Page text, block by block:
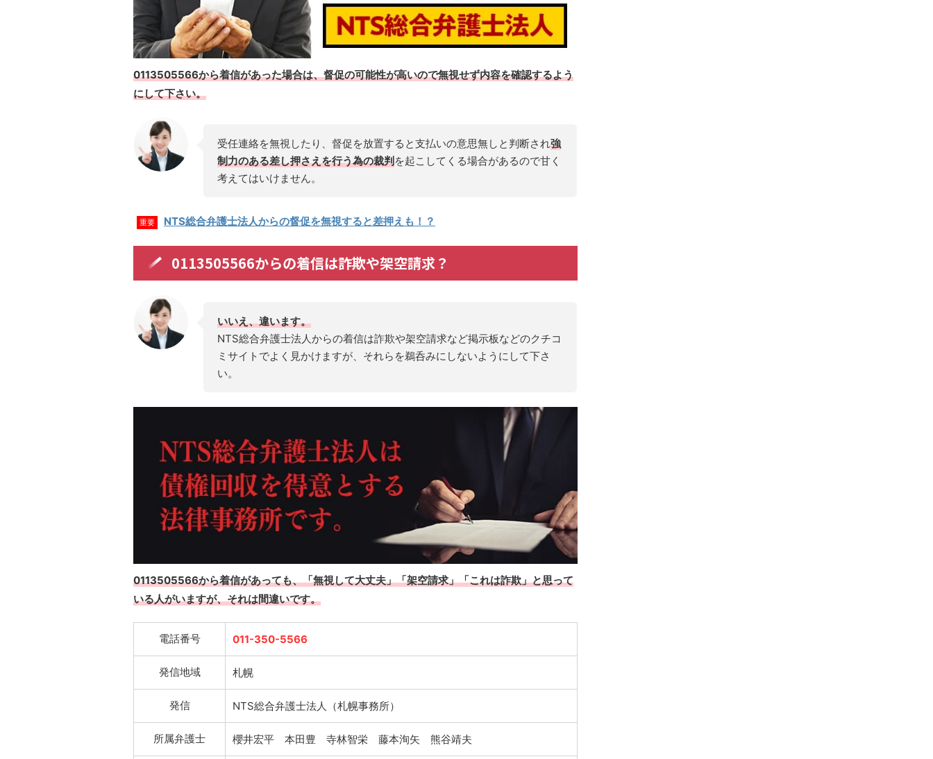
0113505566から着信があった場合は、督促の可能性が高いので無視せず内容を確認するよう
にして下さい。
受任連絡を無視したり、督促を放置すると支払いの意思無しと判断され強
制力のある差し押さえを行う為の裁判 を起こしてくる場合があるので甘く
考えてはいけません。
重要 NTS総合弁護士法人からの督促を無視すると差押えも！？
0113505566からの着信は詐欺や架空請求？
いいえ、違います。
NTS総合弁護士法人からの着信は詐欺や架空請求など掲示板などのクチコ
ミサイトでよく見かけますが、それらを鵜呑みにしないようにして下さ
い。
0113505566から着信があっても、「無視して大丈夫」「架空請求」「これは詐欺」と思って
いる人がいますが、それは間違いです。
電話番号 011-350-5566
発信地域 札幌
発信 NTS総合弁護士法人（札幌事務所）
所属弁護士 櫻井宏平 本田豊 寺林智栄 藤本洵矢 熊谷靖夫